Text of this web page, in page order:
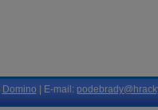
Domino | E-mail: